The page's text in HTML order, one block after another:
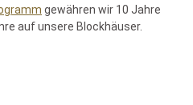
gewähren wir 10 Jahre
auf unsere Blockhäuser.